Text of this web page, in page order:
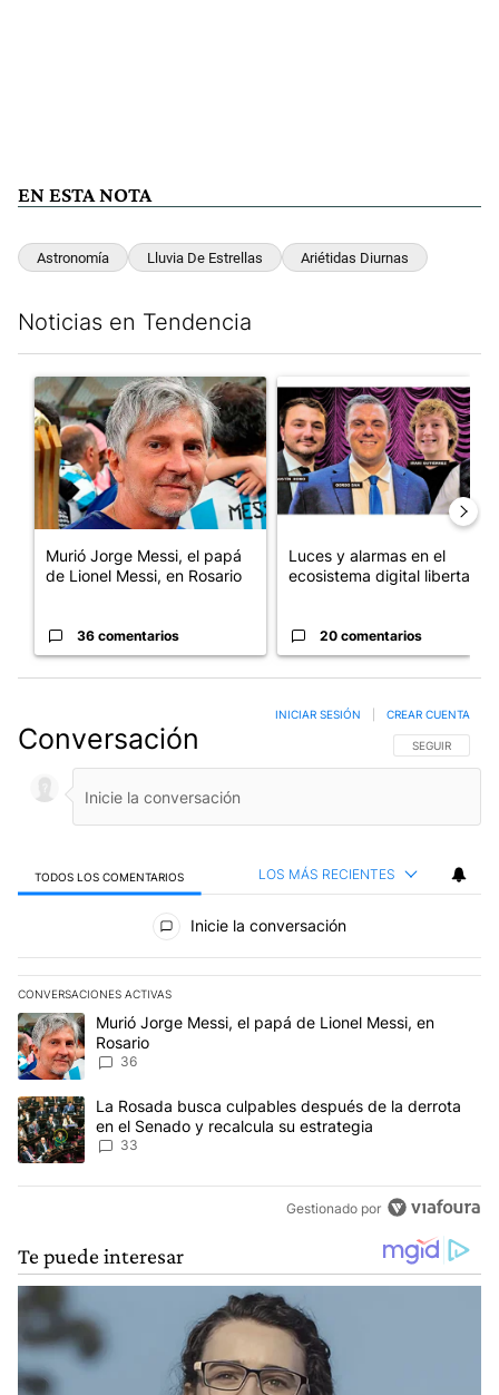
EN ESTA NOTA
Astronomía Lluvia De Estrellas Ariétidas Diurnas
Noticias en Tendencia
Un artículo de tendencia con el título "Murió Jorge Messi, el
Murió Jorge Messi, el papá
de Lionel Messi, en Rosario
36 comentarios
Un artículo de tendencia con
Luces y alarmas en el
ecosistema digital libertario
20 comentarios
Conversación SIGA ESTA
SEGUIR
INICIAR SESIÓN CREAR CUENTA
TODOS LOS COMENTARIOS LOS MÁS RECIENTES
Todos los comentarios
Inicie la conversación
CONVERSACIONES ACTIVAS
Este listado muestra los artículos con más comentarios en los
Un artículo de tendencia con el título "Murió Jorge Messi, el
Murió Jorge Messi, el papá de Lionel Messi, en
Rosario
36
Un artículo de tendencia con el título "La Rosada busca
La Rosada busca culpables después de la derrota
en el Senado y recalcula su estrategia
33
Gestionado por